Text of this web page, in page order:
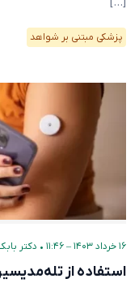
پزشکی مبتنی بر شواهد
۱۶ خرداد ۱۴۰۳ – ۱۱:۴۶ • دکتر